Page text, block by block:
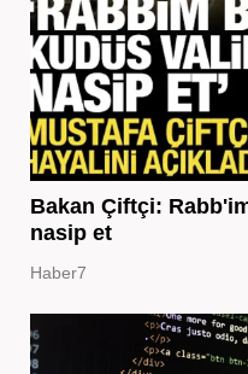
Bakan Çiftçi:
nasip et
Haber7